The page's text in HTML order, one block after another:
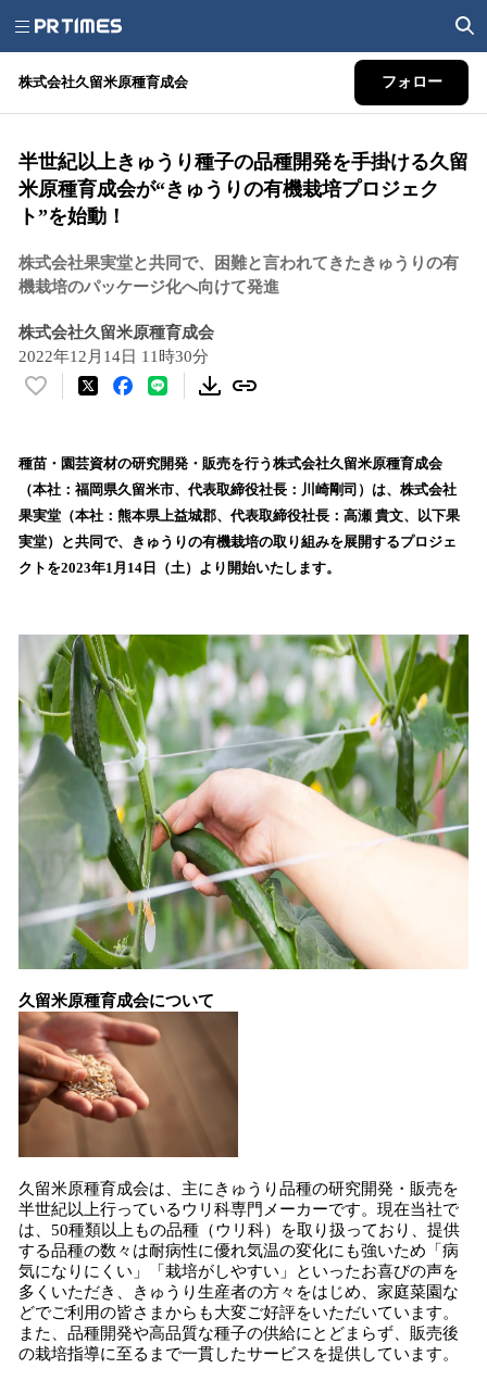
株式会社久留米原種育成会 フォロー
半世紀以上きゅうり種子の品種開発を手掛ける久留
米原種育成会が“きゅうりの有機栽培プロジェク
ト”を始動！
株式会社果実堂と共同で、困難と言われてきたきゅうりの有
機栽培のパッケージ化へ向けて発進
株式会社久留米原種育成会
2022年12月14日 11時30分
い
！
数
を
読
み
込
で
す
種苗・園芸資材の研究開発・販売を行う株式会社久留米原種育成会
（本社：福岡県久留米市、代表取締役社長：川崎剛司）は、株式会社
果実堂（本社：熊本県上益城郡、代表取締役社長：高瀬 貴文、以下果
実堂）と共同で、きゅうりの有機栽培の取り組みを展開するプロジェ
クトを2023年1月14日（土）より開始いたします。
久留米原種育成会について
久留米原種育成会は、主にきゅうり品種の研究開発・販売を
半世紀以上行っているウリ科専門メーカーです。現在当社で
は、50種類以上もの品種（ウリ科）を取り扱っており、提供
する品種の数々は耐病性に優れ気温の変化にも強いため「病
気になりにくい」「栽培がしやすい」といったお喜びの声を
多くいただき、きゅうり生産者の方々をはじめ、家庭菜園な
どでご利用の皆さまからも大変ご好評をいただいています。
また、品種開発や高品質な種子の供給にとどまらず、販売後
の栽培指導に至るまで一貫したサービスを提供しています。